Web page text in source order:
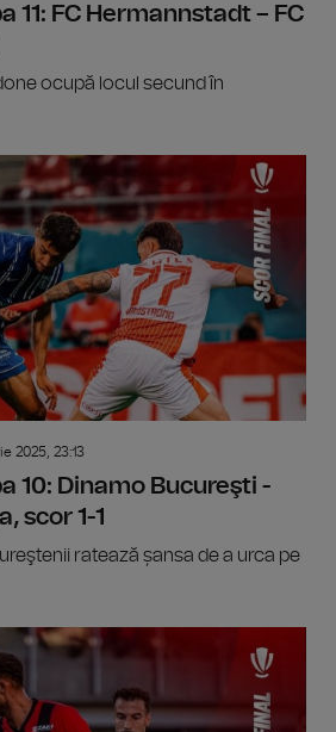
11: FC Hermannstadt – FC
ocupă locul secund în
2025, 23:13
10: Dinamo Bucureşti -
scor 1-1
ratează șansa de a urca pe